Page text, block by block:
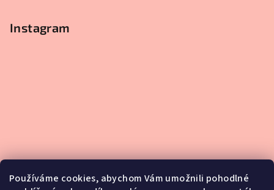
Používáme cookies, abychom Vám umožnili pohodlné
Instagram